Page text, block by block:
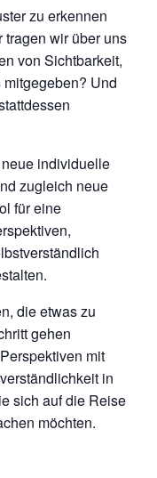
zu erkennen
tragen wir über uns
von Sichtbarkeit,
Und
individuelle
zugleich neue
für eine
die etwas zu
gehen
mit
in
sich auf die Reise
möchten.